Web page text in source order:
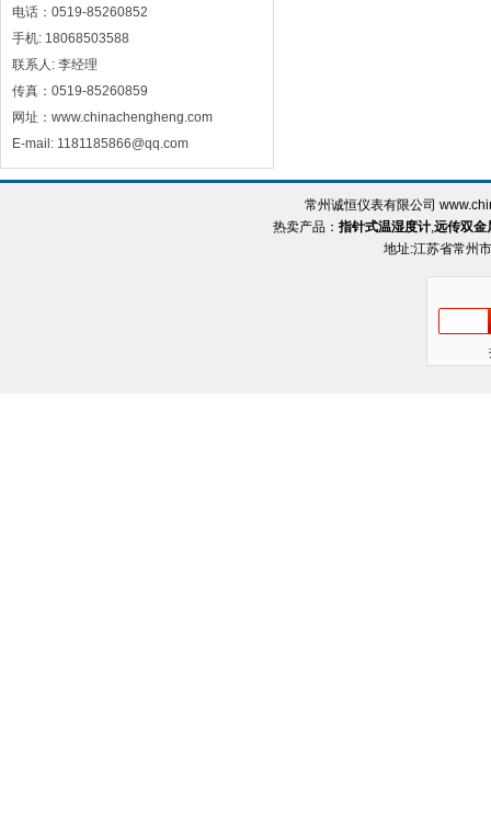
电话：0519-85260852
手机: 18068503588
联系人: 李经理
传真：0519-85260859
网址：www.chinachengheng.com
E-mail: 1181185866@qq.com
常州诚恒仪表有限公司
热卖产品：指针式温湿度计,远传双金
地址:江苏省常州